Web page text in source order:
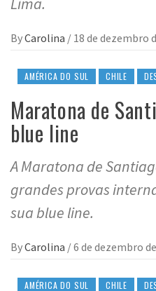
ByCarolina / 18 de dezembro
AMÉRICA DO SUL CHILE
Maratona de
blue line
A Maratona de
grandes provas
sua blue line.
ByCarolina /6 de dezembro
AMÉRICA DO SUL CHILE